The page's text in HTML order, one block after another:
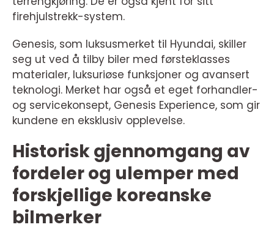
firehjulstrekk-system.
Genesis, som luksusmerket til Hyundai, skiller
seg ut ved å tilby biler med førsteklasses
materialer, luksuriøse funksjoner og avansert
teknologi. Merket har også et eget forhandler-
og servicekonsept, Genesis Experience, som gir
kundene en eksklusiv opplevelse.
Historisk gjennomgang av
fordeler og ulemper med
forskjellige koreanske
bilmerker